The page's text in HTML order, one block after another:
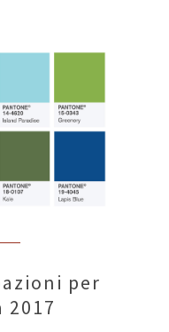
per
2017